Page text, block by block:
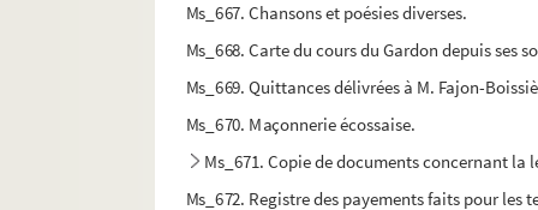
Ms_667. Chansons et poésies diverses.
Ms_668. Carte du cours du Gardon depuis ses
Ms_669. Quittances délivrées à M. Fajon-
Ms_670. Maçonnerie écossaise.
Ms_671. Copie de documents concernant la
Ms_672. Registre des payements faits pour les